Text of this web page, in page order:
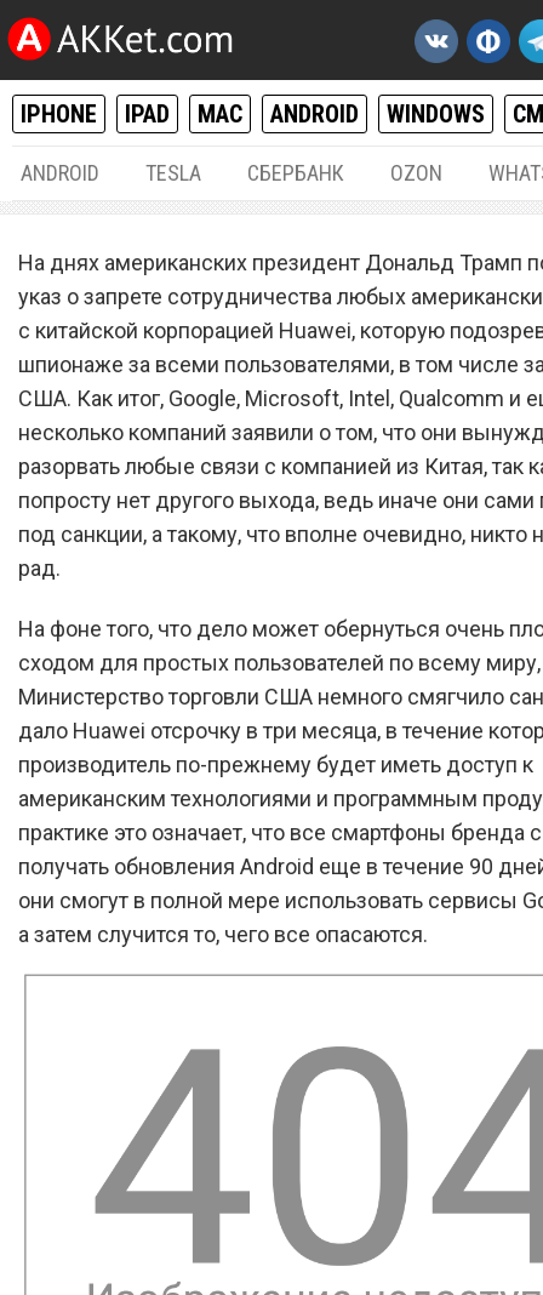
IPHONE IPAD MAC ANDROID WINDOWS
ANDROID TESLA СБЕРБАНК OZON
Смартфоны Huawei будут
работать еще три месяца.
будет потом?
На днях американских президент Дональд Трамп
указ о запрете сотрудничества любых
с китайской корпорацией Huawei, которую
шпионаже за всеми пользователями, в том числе
США. Как итог, Google, Microsoft, Intel, Qualcomm и
несколько компаний заявили о том, что они
разорвать любые связи с компанией из Китая, так
попросту нет другого выхода, ведь иначе они сами
под санкции, а такому, что вполне очевидно, никто
рад.
На фоне того, что дело может обернуться очень
сходом для простых пользователей по всему миру,
Министерство торговли США немного смягчило
дало Huawei отсрочку в три месяца, в течение
производитель по-прежнему будет иметь доступ к
американским технологиями и программным
практике это означает, что все смартфоны бренда
получать обновления Android еще в течение 90
они смогут в полной мере использовать сервисы
а затем случится то, чего все опасаются.